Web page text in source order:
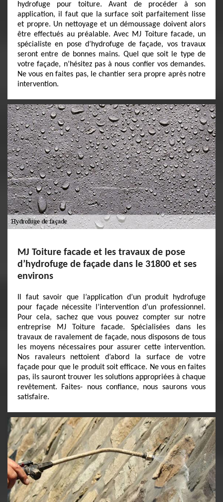
hydrofuge pour toiture. Avant de procéder à son
application, il faut que la surface soit parfaitement lisse
et propre. Un nettoyage et un démoussage doivent alors
être effectués au préalable. Avec MJ Toiture facade, un
spécialiste en pose d’hydrofuge de façade, vos travaux
seront entre de bonnes mains. Quel que soit le type de
votre façade, n’hésitez pas à nous confier vos demandes.
Ne vous en faites pas, le chantier sera propre après notre
intervention.
MJ Toiture facade et les travaux de pose
d’hydrofuge de façade dans le 31800 et ses
environs
Il faut savoir que l’application d’un produit hydrofuge
pour façade nécessite l’intervention d’un professionnel.
Pour cela, sachez que vous pouvez compter sur notre
entreprise MJ Toiture facade. Spécialisées dans les
travaux de ravalement de façade, nous disposons de tous
les moyens nécessaires pour assurer cette intervention.
Nos ravaleurs nettoient d’abord la surface de votre
façade pour que le produit soit efficace. Ne vous en faites
pas, ils sauront trouver les solutions appropriées à chaque
revêtement. Faites- nous confiance, nous saurons vous
satisfaire.